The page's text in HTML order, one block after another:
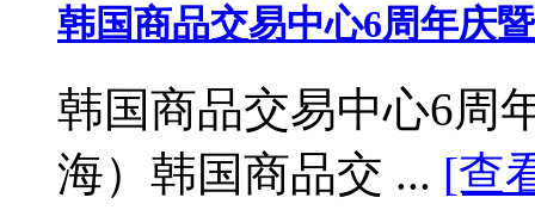
韩国商品交易中心6周年庆
韩国商品交易中心6周
海）韩国商品交 ... [查